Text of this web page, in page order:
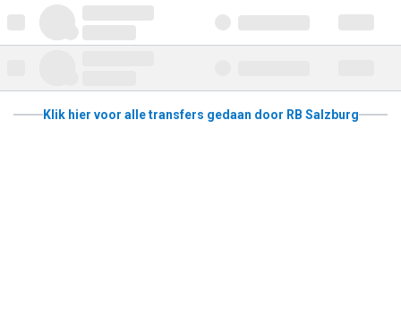
Klik hier voor alle transfers gedaan door RB Salzburg